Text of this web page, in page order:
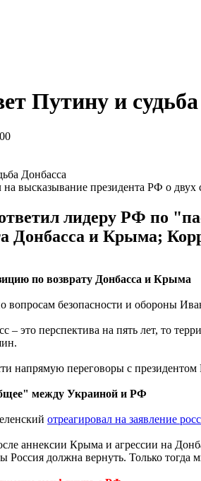
Путину и
высказывание президента РФ о двух
лидеру РФ по
Донбасса и Крыма;
по возврату Донбасса и Крыма
вопросам безопасности и обороны
– это перспектива на пять лет, то
напрямую переговоры с
между Украиной и РФ
отреагировал на заявление
аннексии Крыма и агрессии на
Россия должна вернуть. Только